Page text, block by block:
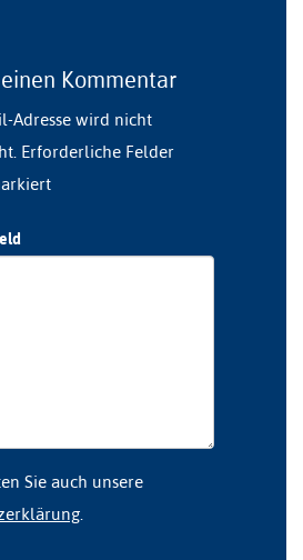
Kommentar
Adresse wird nicht
Erforderliche Felder
Sie auch unsere
.